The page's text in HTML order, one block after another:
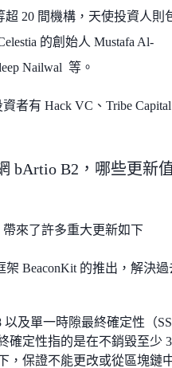
超 20 間機構，天使投資人則
的創始人 Mustafa Al-
Nailwal 等。
者有 Hack VC、Tribe
bArtio B2，哪些更新
帶來了許多重大更新如下
BeaconKit 的推出，解決過
以及單一時隙最終確定性（
確定性指的是在不銷毀至少
，保證不能更改或從區塊鏈